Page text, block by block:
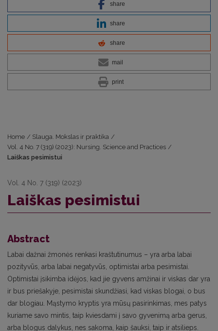
share
share
share
mail
print
Home / Slauga. Mokslas ir praktika /
Vol. 4 No. 7 (319) (2023): Nursing. Science and Practices /
Laiškas pesimistui
Vol. 4 No. 7 (319) (2023)
Laiškas pesimistui
Abstract
Labai dažnai žmonės renkasi kraštutinumus – yra arba labai
pozityvūs, arba labai negatyvūs, optimistai arba pesimistai.
Optimistai įsikimba idėjos, kad jie gyvens amžinai ir viskas dar yra
ir bus priešakyje, pesimistai skundžiasi, kad viskas blogai, o bus
dar blogiau. Mąstymo kryptis yra mūsų pasirinkimas, mes patys
kuriame savo mintis, taip kviesdami į savo gyvenimą arba gerus,
arba blogus dalykus, nes sakoma, kaip šauksi, taip ir atsilieps.